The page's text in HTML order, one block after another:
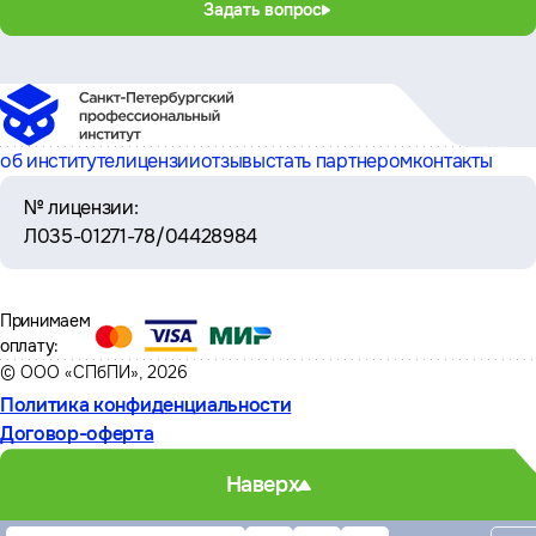
Задать вопрос
об институтелицензииотзывыстать партнеромконтакты
№ лицензии:
Л035-01271-78/04428984
© ООО «СПбПИ», 2026
Политика конфиденциальности
Договор-оферта
Принимаем
оплату:
Наверх